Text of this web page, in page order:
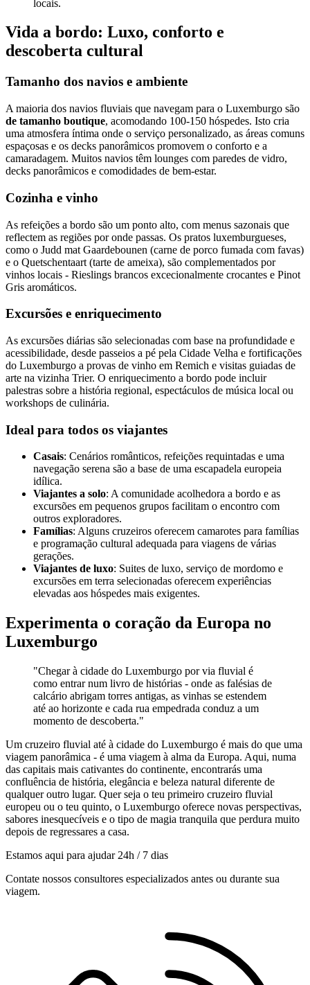
locais.
Vida a bordo: Luxo, conforto e
descoberta cultural
Tamanho dos navios e ambiente
A maioria dos navios fluviais que navegam para o Luxemburgo são
de tamanho boutique, acomodando 100-150 hóspedes. Isto cria
uma atmosfera íntima onde o serviço personalizado, as áreas comuns
espaçosas e os decks panorâmicos promovem o conforto e a
camaradagem. Muitos navios têm lounges com paredes de vidro,
decks panorâmicos e comodidades de bem-estar.
Cozinha e vinho
As refeições a bordo são um ponto alto, com menus sazonais que
reflectem as regiões por onde passas. Os pratos luxemburgueses,
como o Judd mat Gaardebounen (carne de porco fumada com favas)
e o Quetschentaart (tarte de ameixa), são complementados por
vinhos locais - Rieslings brancos excecionalmente crocantes e Pinot
Gris aromáticos.
Excursões e enriquecimento
As excursões diárias são selecionadas com base na profundidade e
acessibilidade, desde passeios a pé pela Cidade Velha e fortificações
do Luxemburgo a provas de vinho em Remich e visitas guiadas de
arte na vizinha Trier. O enriquecimento a bordo pode incluir
palestras sobre a história regional, espectáculos de música local ou
workshops de culinária.
Ideal para todos os viajantes
Casais: Cenários românticos, refeições requintadas e uma
navegação serena são a base de uma escapadela europeia
idílica.
Viajantes a solo: A comunidade acolhedora a bordo e as
excursões em pequenos grupos facilitam o encontro com
outros exploradores.
Famílias: Alguns cruzeiros oferecem camarotes para famílias
e programação cultural adequada para viagens de várias
gerações.
Viajantes de luxo: Suites de luxo, serviço de mordomo e
excursões em terra selecionadas oferecem experiências
elevadas aos hóspedes mais exigentes.
Experimenta o coração da Europa no
Luxemburgo
"Chegar à cidade do Luxemburgo por via fluvial é
como entrar num livro de histórias - onde as falésias de
calcário abrigam torres antigas, as vinhas se estendem
até ao horizonte e cada rua empedrada conduz a um
momento de descoberta."
Um cruzeiro fluvial até à cidade do Luxemburgo é mais do que uma
viagem panorâmica - é uma viagem à alma da Europa. Aqui, numa
das capitais mais cativantes do continente, encontrarás uma
confluência de história, elegância e beleza natural diferente de
qualquer outro lugar. Quer seja o teu primeiro cruzeiro fluvial
europeu ou o teu quinto, o Luxemburgo oferece novas perspectivas,
sabores inesquecíveis e o tipo de magia tranquila que perdura muito
depois de regressares a casa.
Estamos aqui para ajudar 24h / 7 dias
Contate nossos consultores especializados antes ou durante sua
viagem.